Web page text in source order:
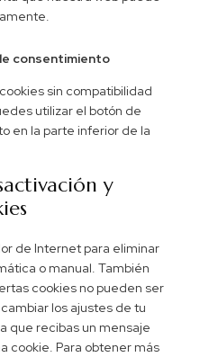
consentimiento
sin compatibilidad
utilizar el botón de
en la parte inferior de la
y
de Internet para eliminar
o manual. También
cookies no pueden ser
los ajustes de tu
que recibas un mensaje
cookie. Para obtener más